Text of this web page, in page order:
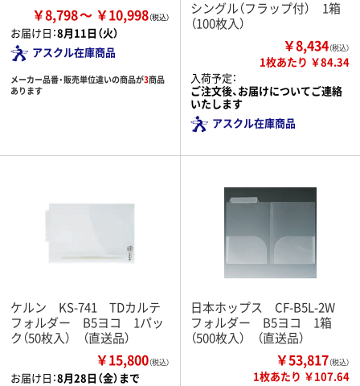
￥8,798 ￥10,998
お届け日：8月11日（火）
アスクル在庫商品
メーカー品番・販売単位違いの商品が3商品
あります
シングル（フラップ付） 1箱
（100枚入）
￥8,434（税込）
1枚あたり ￥84.34
入荷予定：
ご注文後、お届けについてご連絡
いたします
アスクル在庫商品
ケルン KS-741 TDカルテ
フォルダー B5ヨコ 1パッ
ク（50枚入） （直送品）
￥15,800（税込）
お届け日：8月28日（金）まで
日本ホップス CF-B5L-2W
フォルダー B5ヨコ 1箱
（500枚入） （直送品）
￥53,817（税込）
1枚あたり ￥107.64